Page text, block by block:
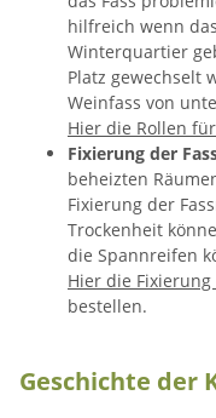
hilfreich wenn
Winterquartier
Platz gewechselt
Weinfass von
Hier die Rollen
Fixierung der
beheizten
Fixierung der
Trockenheit
die Spannreifen
Hier die
bestellen.
Geschichte der